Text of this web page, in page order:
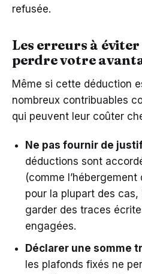
refusée.
Les erreurs à
perdre votre
Même si cette déduction
nombreux contribuables
qui peuvent leur coûter
Ne pas fournir de
déductions sont
(comme l’hébergement
pour la plupart des
garder des traces
engagées.
Déclarer une somme
les plafonds fixés ne